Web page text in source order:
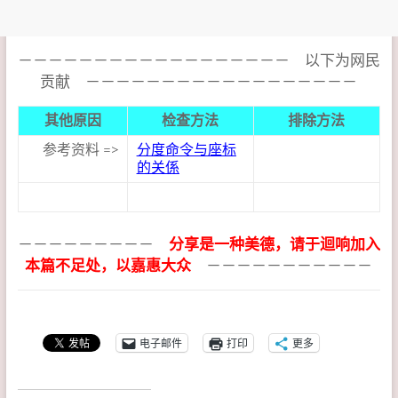
－－－－－－－－－－－－－－－－－－ 以下为网民
贡献 －－－－－－－－－－－－－－－－－－
其他原因 检查方法
排除方法
参考资料 =>
分度命令与座标
的关係
－－－－－－－－－ 分享是一种美德，请于迴响加入
本篇不足处，以嘉惠大众 －－－－－－－－－－－
电子邮件 打印 更多